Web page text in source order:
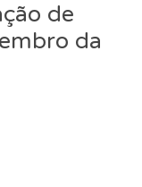
de
da